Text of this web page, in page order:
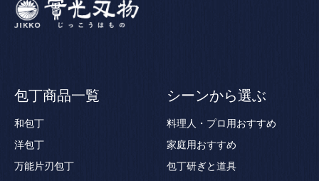
包丁商品一覧
和包丁
洋包丁
万能片刃包丁
シーンから選ぶ
料理人・プロ用おすすめ
家庭用おすすめ
包丁研ぎと道具